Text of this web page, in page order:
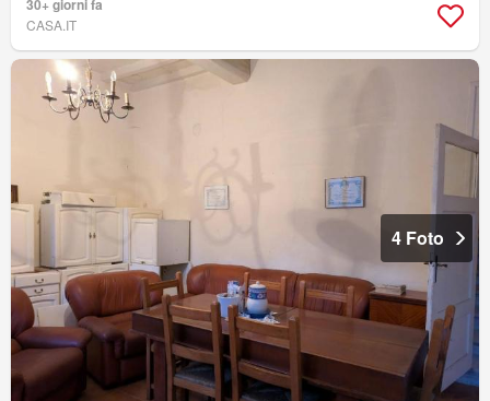
30+ giorni fa
CASA.IT
4 Foto